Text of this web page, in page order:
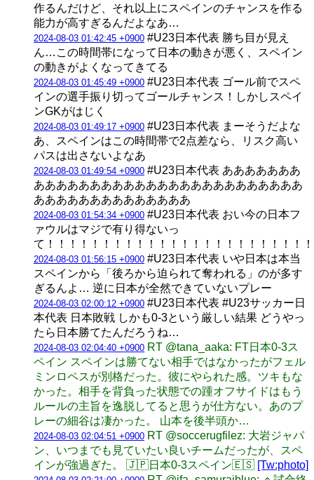
作るんだけど、それ以上にスペインのチャンスを作る
能力が高すぎるんだよなあ…
2024-08-03 01:42:45 +0900 #U23日本代表 勝ち目が見え
ん…この時間帯になって日本の動きが悪く、スペイン
の動きがよくなってきてる
2024-08-03 01:45:49 +0900 #U23日本代表 ゴール前でスペ
インの選手振り切ってゴールチャンス！しかしスペイ
ンGKがはじく
2024-08-03 01:49:17 +0900 #U23日本代表 まーそうだよな
あ、スペインはこの時間帯で2点差なら、リスク高い
パスは出さないよなあ
2024-08-03 01:49:54 +0900 #U23日本代表 あああああああ
ああああああああああああああああああああああああ
ああああああああああああああ
2024-08-03 01:54:34 +0900 #U23日本代表 おい今の日本フ
ァウルはマジで有り得ないっ
て！！！！！！！！！！！！！！！！！！！！！！！
2024-08-03 01:56:15 +0900 #U23日本代表 いや日本は本当
スペインから「後ろから迫られて奪われる」のが多す
ぎるんよ… 逆に日本が全然できていないプレー
2024-08-03 02:00:12 +0900 #U23日本代表 #U23サッカー日
本代表 日本敗戦 しかも0-3という厳しい結果 どうやっ
たら日本勝てたんだろうね…
2024-08-03 02:04:40 +0900 RT @tana_aaka: FT日本0-3ス
ペイン スペインは勝てない相手ではなかったがフェル
ミンロペスが別格だった。彼にやられた感。ツキもな
かった。相手を背負った状態での踵オフサイドはもう
ルールの主旨を逸脱してると思うが仕方ない。あのプ
レーの細谷は凄かった。 山本を後半頭か…
2024-08-03 02:04:51 +0900 RT @soccerugfilez: 大岩ジャパ
ン、いつまでも見ていたい良いチームだったが、スペ
インが強過ぎた。 🇯🇵日本0-3スペイン🇪🇸 [Tw:photo]